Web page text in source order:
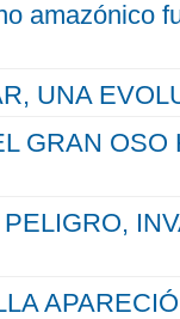
amazónico
UNA
GRAN OSO